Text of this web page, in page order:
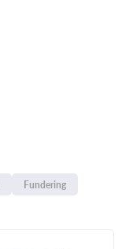
Fundering